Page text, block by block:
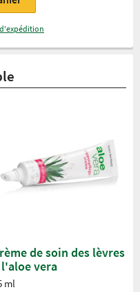
de soin des lèvres
vera
ml